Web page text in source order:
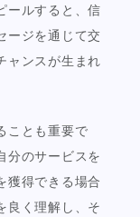
ールすると、信
ージを通じて交
ャンスが生まれ
ことも重要で
分のサービスを
獲得できる場合
良く理解し、そ